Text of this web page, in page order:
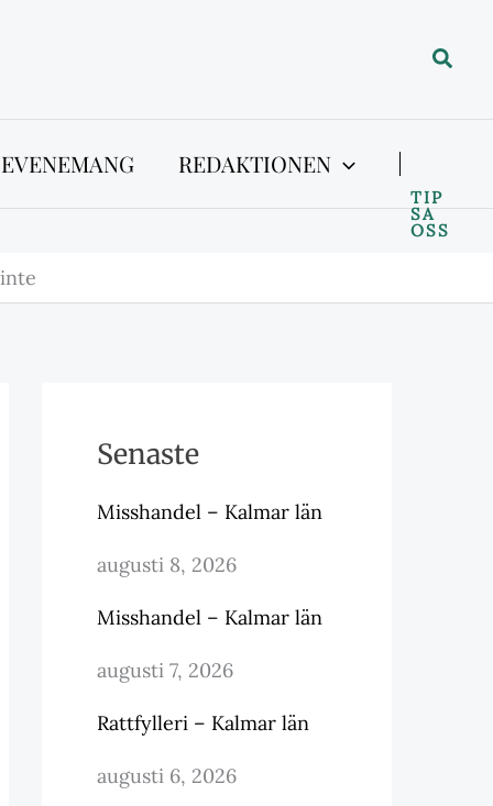
Sök
REDAKTIONEN
TIP
SA
OSS
Senaste
Misshandel – Kalmar län
augusti 8, 2026
Misshandel – Kalmar län
augusti 7, 2026
Rattfylleri – Kalmar län
augusti 6, 2026